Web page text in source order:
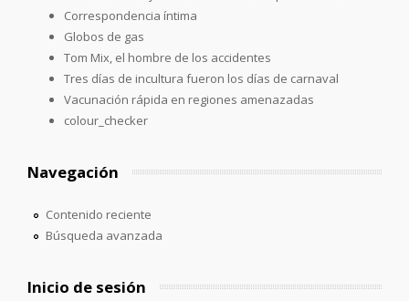
Correspondencia íntima
Globos de gas
Tom Mix, el hombre de los accidentes
Tres días de incultura fueron los días de carnaval
Vacunación rápida en regiones amenazadas
colour_checker
Navegación
Contenido reciente
Búsqueda avanzada
Inicio de sesión